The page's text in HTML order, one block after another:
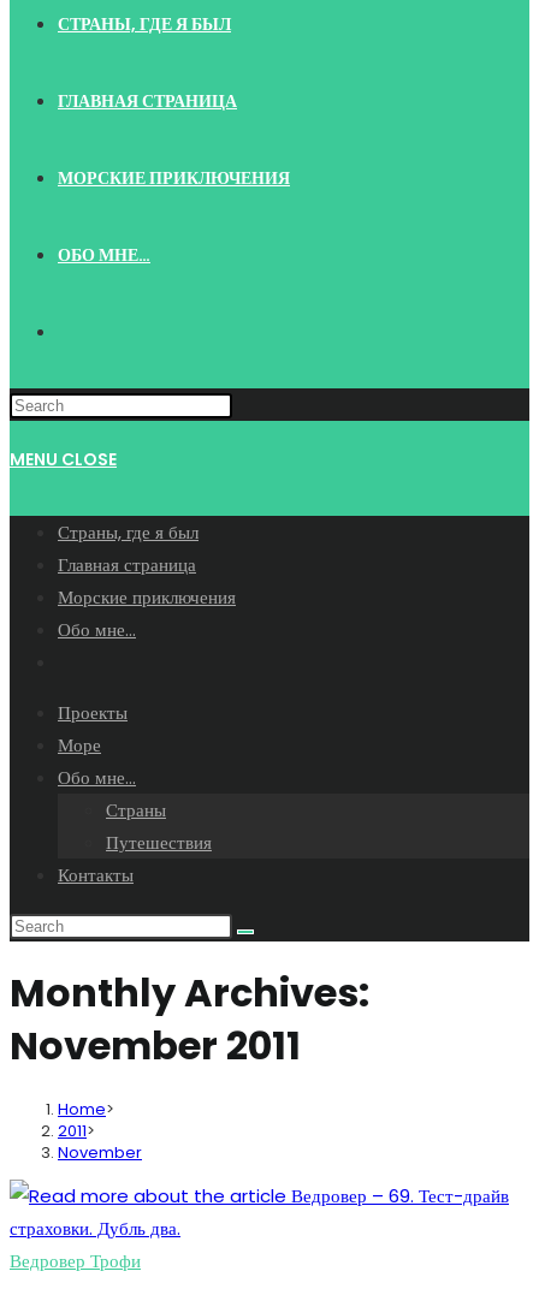
СТРАНЫ, ГДЕ Я БЫЛ
ГЛАВНАЯ СТРАНИЦА
МОРСКИЕ ПРИКЛЮЧЕНИЯ
ОБО МНЕ…
WEBSITE
MENU CLOSE
Страны, где я был
Главная страница
Морские приключения
Обо мне…
search
Проекты
Море
Обо мне…
Страны
Путешествия
Контакты
Monthly Archives:
November 2011
Home>
2011>
November
Ведровер Трофи